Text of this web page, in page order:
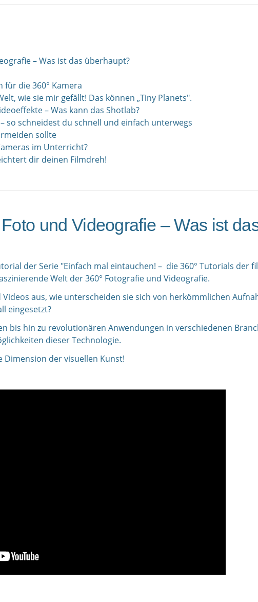
– Was ist das überhaupt?
für die 360° Kamera
wie sie mir gefällt! Das können „Tiny Planets".
– Was kann das Shotlab?
so schneidest du schnell und einfach unterwegs
sollte
im Unterricht?
dir deinen Filmdreh!
und Videografie – Was ist
der Serie "Einfach mal eintauchen! – die 360° Tutorials der
Welt der 360° Fotografie und Videografie.
Videos aus, wie unterscheiden sie sich von herkömmlichen
eingesetzt?
bis hin zu revolutionären Anwendungen in verschiedenen
dieser Technologie.
Dimension der visuellen Kunst!